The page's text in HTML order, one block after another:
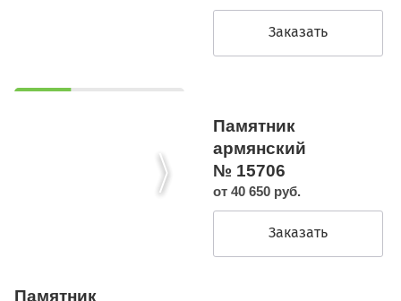
Заказать
Памятник
Памятник
армянский
№ 15706
от 40 650 руб.
Заказать